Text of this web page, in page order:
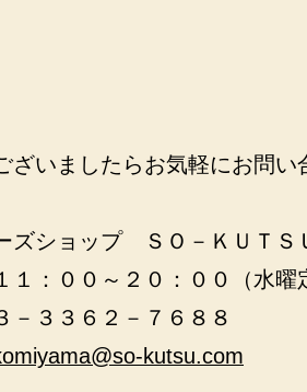
ざいましたらお気軽にお問
ズショップ ＳＯ－ＫＵＴＳ
１：００～２０：００（水曜
－３３６２－７６８８
kutsu.com